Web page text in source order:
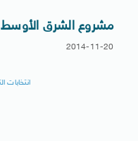
مشروع الشرق الأوسط
2014-11-20